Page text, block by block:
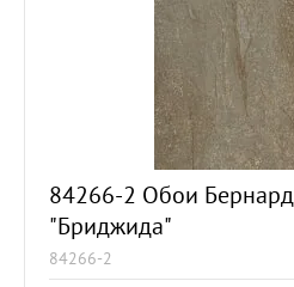
84266-2 Обои
"Бриджида"
84266-2